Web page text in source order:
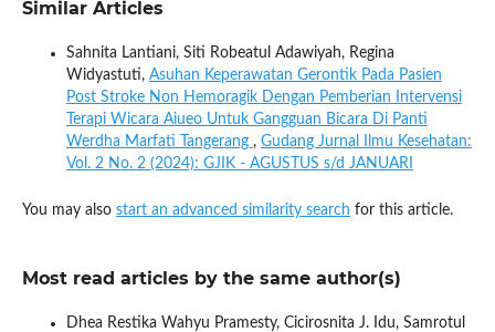
Similar Articles
Sahnita Lantiani, Siti Robeatul Adawiyah, Regina
Widyastuti, Asuhan Keperawatan Gerontik Pada Pasien
Post Stroke Non Hemoragik Dengan Pemberian Intervensi
Terapi Wicara Aiueo Untuk Gangguan Bicara Di Panti
Werdha Marfati Tangerang , Gudang Jurnal Ilmu Kesehatan:
Vol. 2 No. 2 (2024): GJIK - AGUSTUS s/d JANUARI
You may also start an advanced similarity search for this article.
Most read articles by the same author(s)
Dhea Restika Wahyu Pramesty, Cicirosnita J. Idu, Samrotul